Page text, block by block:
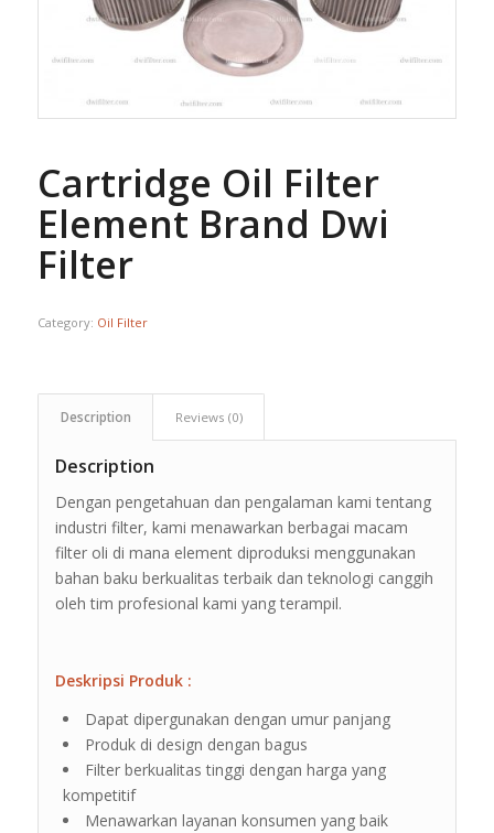
Cartridge Oil Filter
Element Brand Dwi
Filter
Category: Oil Filter
Description Reviews (0)
Description
Dengan pengetahuan dan pengalaman kami tentang
industri filter, kami menawarkan berbagai macam
filter oli di mana element diproduksi menggunakan
bahan baku berkualitas terbaik dan teknologi canggih
oleh tim profesional kami yang terampil.
Deskripsi Produk :
Dapat dipergunakan dengan umur panjang
Produk di design dengan bagus
Filter berkualitas tinggi dengan harga yang
kompetitif
Menawarkan layanan konsumen yang baik